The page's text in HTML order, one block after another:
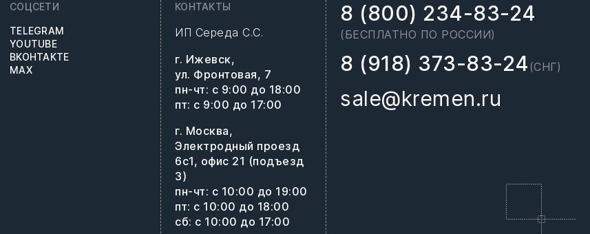
СОЦСЕТИ
TELEGRAM
YOUTUBE
ВКОНТАКТЕ
MAX
КОНТАКТЫ
ИП Середа С.С.
г. Ижевск,
ул. Фронтовая, 7
пн-чт: с 9:00 до 18:00
пт: с 9:00 до 17:00
г. Москва,
Электродный проезд
6с1, офис 21 (подъезд
3)
пн-чт: с 10:00 до 19:00
пт: с 10:00 до 18:00
сб: с 10:00 до 17:00
8 (800) 234-83-24
(БЕСПЛАТНО ПО РОССИИ)
8 (918) 373-83-24 (СНГ)
sale@kremen.ru